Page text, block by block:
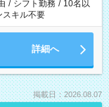
/ シフト勤務 / 10名以
スキル不要
詳細へ
掲載日：2026.08.07